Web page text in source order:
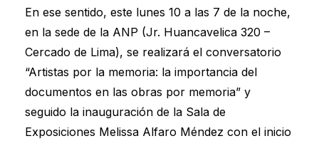
En ese sentido, este lunes 10 a las 7 de la noche,
en la sede de la ANP (Jr. Huancavelica 320 –
Cercado de Lima), se realizará el conversatorio
“Artistas por la memoria: la importancia del
documentos en las obras por memoria” y
seguido la inauguración de la Sala de
Exposiciones Melissa Alfaro Méndez con el inicio